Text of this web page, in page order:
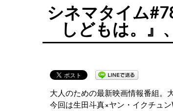
シネマタイム
しどもは。』
大人のための最新映画情報番組。
今回は生田斗真×ヤン・イクチュ